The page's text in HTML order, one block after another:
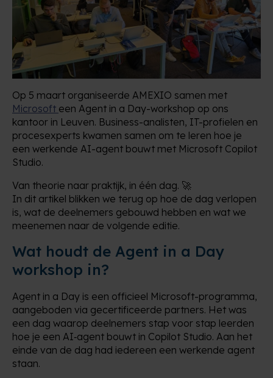
Op 5 maart organiseerde AMEXIO samen met
Microsoft een Agent in a Day-workshop op ons
kantoor in Leuven. Business-analisten, IT-profielen en
procesexperts kwamen samen om te leren hoe je
een werkende AI-agent bouwt met Microsoft Copilot
Studio.
Van theorie naar praktijk, in één dag. 🚀
In dit artikel blikken we terug op hoe de dag verlopen
is, wat de deelnemers gebouwd hebben en wat we
meenemen naar de volgende editie.
Wat houdt de Agent in a Day
workshop in?
Agent in a Day is een officieel Microsoft-programma,
aangeboden via gecertificeerde partners. Het was
een dag waarop deelnemers stap voor stap leerden
hoe je een AI‑agent bouwt in Copilot Studio. Aan het
einde van de dag had iedereen een werkende agent
staan.